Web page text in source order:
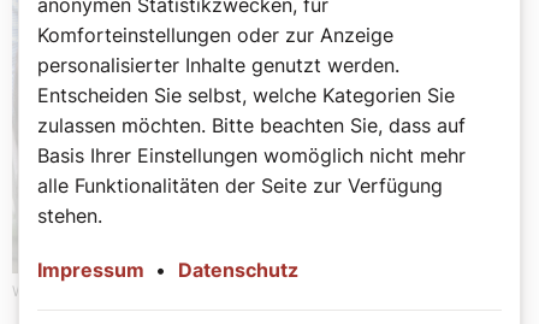
Werbung
Komforteinstellungen oder zur Anzeige
personalisierter Inhalte genutzt werden.
Entscheiden Sie selbst, welche Kategorien Sie
zulassen möchten. Bitte beachten Sie, dass auf
Basis Ihrer Einstellungen womöglich nicht mehr
alle Funktionalitäten der Seite zur Verfügung
stehen.
Impressum • Datenschutz